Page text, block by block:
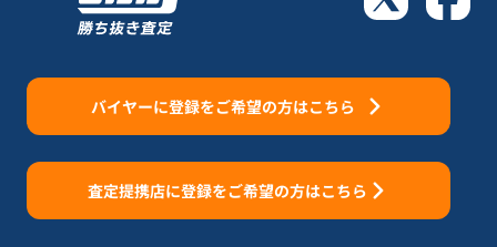
バイヤーに登録をご希望の方はこちら
査定提携店に登録をご希望の方はこちら